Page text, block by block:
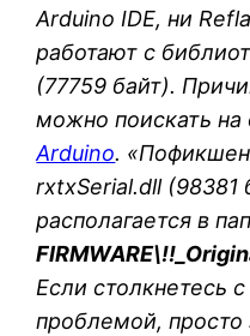
Arduino IDE, ни
работают с
(77759 байт).
можно поискать на
Arduino.
rxtxSerial.dll(98381
располагается в
Если столкнетесь
проблемой, просто